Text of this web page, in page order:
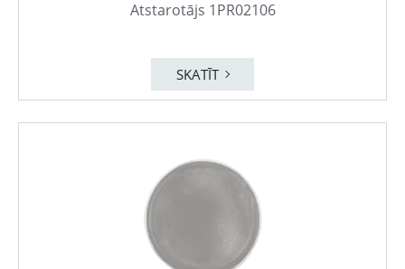
Atstarotājs 1PR02106
SKATĪT